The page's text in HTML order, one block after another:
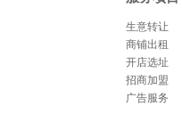
生意转让
商铺出租
开店选址
招商加盟
广告服务